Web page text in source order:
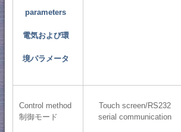
parameters
電気および環
境パラメータ
Control method
制御モード
Touch screen/RS232
serial communication